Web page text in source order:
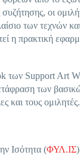
οι
των τεχνών
η πρακτική
των Support Art
των
και τους ομιλητές.
Ισότητα (ΦΥΛ.ΙΣ)